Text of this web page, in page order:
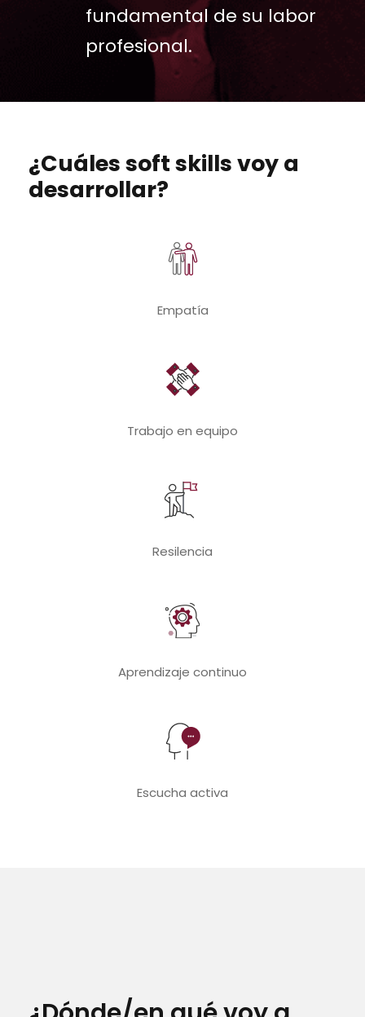
fundamental de su labor
profesional.
¿Cuáles soft skills voy a
desarrollar?
Empatía
Trabajo en equipo
Resilencia
Aprendizaje continuo
Escucha activa